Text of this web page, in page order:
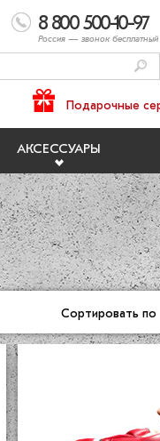
8 800 500-10-97
Россия — звонок бесплатный
АКСЕССУАРЫ
Подарочные
Сортировать по